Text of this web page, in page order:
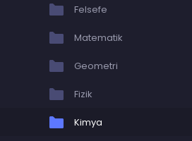
Felsefe
Matematik
Geometri
Fizik
Kimya